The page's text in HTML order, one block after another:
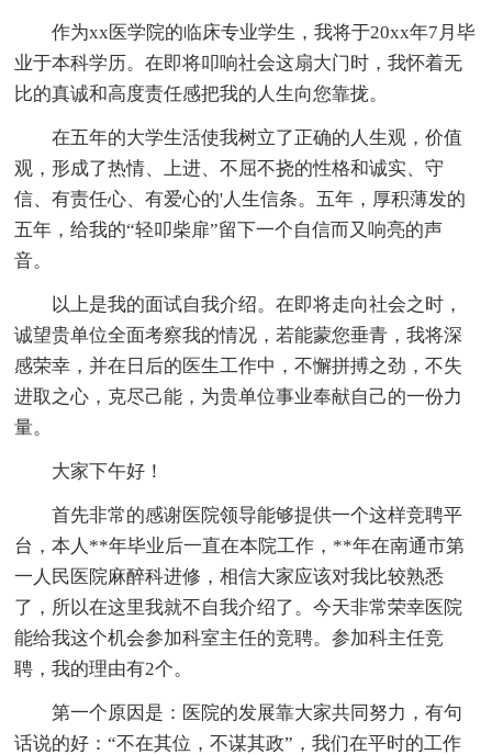
作为xx医学院的临床专业学生，我将于20xx年7月毕
业于本科学历。在即将叩响社会这扇大门时，我怀着无
比的真诚和高度责任感把我的人生向您靠拢。
在五年的大学生活使我树立了正确的人生观，价值
观，形成了热情、上进、不屈不挠的性格和诚实、守
信、有责任心、有爱心的'人生信条。五年，厚积薄发的
五年，给我的“轻叩柴扉”留下一个自信而又响亮的声
音。
以上是我的面试自我介绍。在即将走向社会之时，
诚望贵单位全面考察我的情况，若能蒙您垂青，我将深
感荣幸，并在日后的医生工作中，不懈拼搏之劲，不失
进取之心，克尽己能，为贵单位事业奉献自己的一份力
量。
大家下午好！
首先非常的感谢医院领导能够提供一个这样竞聘平
台，本人**年毕业后一直在本院工作，**年在南通市第
一人民医院麻醉科进修，相信大家应该对我比较熟悉
了，所以在这里我就不自我介绍了。今天非常荣幸医院
能给我这个机会参加科室主任的竞聘。参加科主任竞
聘，我的理由有2个。
第一个原因是：医院的发展靠大家共同努力，有句
话说的好：“不在其位，不谋其政”，我们在平时的工作